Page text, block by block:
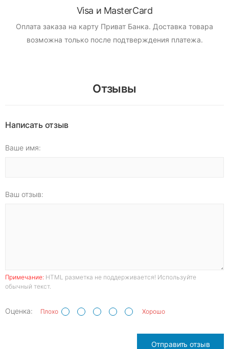
Visa и MasterCard
Оплата заказа на карту Приват Банка. Доставка товара
возможна только после подтверждения платежа.
Отзывы
Написать отзыв
Ваше имя:
Ваш отзыв:
Примечание: HTML разметка не поддерживается! Используйте
обычный текст.
Оценка: Плохо Хорошо
Отправить отзыв